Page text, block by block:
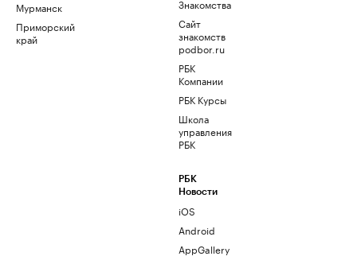
Мурманск
Приморский
край
Знакомства
Сайт
знакомств
podbor.ru
РБК
Компании
РБК Курсы
Школа
управления
РБК
РБК
Новости
iOS
Android
AppGallery